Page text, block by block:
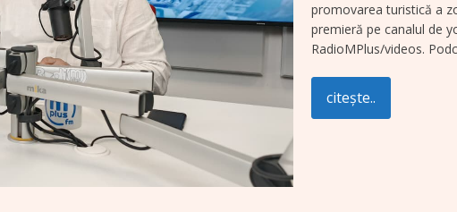
promovarea turistică a
premieră pe canalul de
RadioMPlus/videos.
citește..